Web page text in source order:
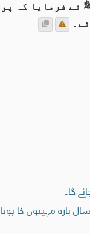
نے فرمایا کہ
گا۔
بارہ مہینوں کا